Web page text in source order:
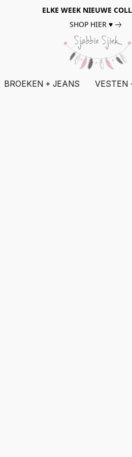
ELKE WEEK NIEUWE
SHOP HIER ♥
BROEKEN + JEANS VESTEN